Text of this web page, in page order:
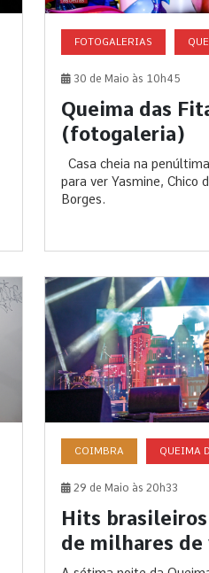
FOTOGALERIAS
30 de Maio às 10h45
Queima das
(fotogaleria)
Casa cheia na
para ver Yasmine, Chico
Borges.
COIMBRA QUEIMA
29 de Maio às 20h33
Hits
de milhares